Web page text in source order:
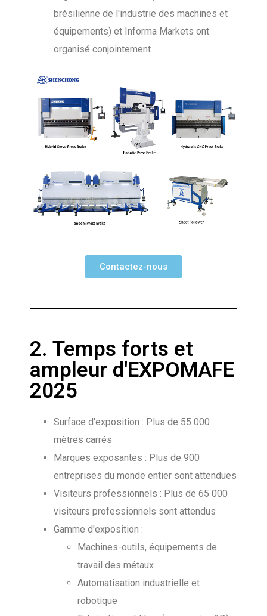
brésilienne de l'industrie des machines et
équipements) et Informa Markets ont
organisé conjointement
Contactez-nous
2. Temps forts et
ampleur d'EXPOMAFE
2025
Surface d'exposition : Plus de 55 000
mètres carrés
Marques exposantes : Plus de 900
entreprises du monde entier sont attendues
Visiteurs professionnels : Plus de 65 000
visiteurs professionnels sont attendus
Gamme d'exposition :
Machines-outils, équipements de
travail des métaux
Automatisation industrielle et
robotique